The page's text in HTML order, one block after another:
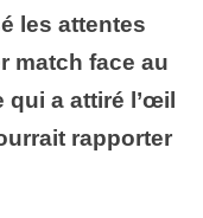
les attentes
match face au
qui a attiré l’œil
rapporter